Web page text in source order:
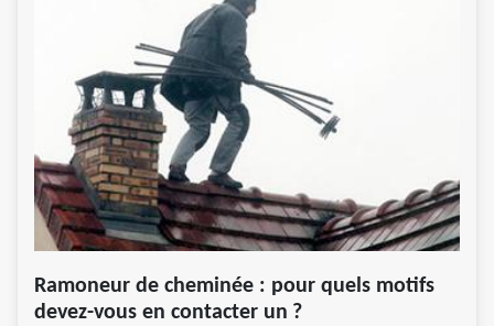
Ramoneur de cheminée : pour quels motifs
devez-vous en contacter un ?